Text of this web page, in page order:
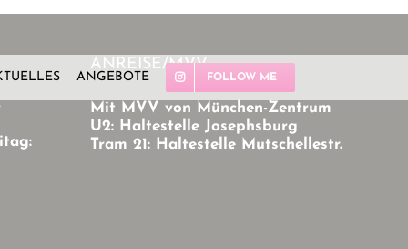
ANGEBOTE FOLLOW ME
ANREISE/MVV
Mit MVV von München-Zentrum
U2: Haltestelle Josephsburg
Tram 21: Haltestelle Mutschellestr.